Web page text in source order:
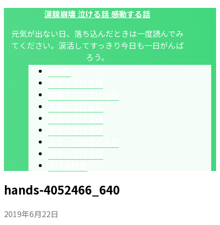
涙腺崩壊 泣ける話 感動する話
元気が出ない日、落ち込んだときは一度読んでみ
てください。涙活してすっきり今日も一日がんば
ろう。
hands-4052466_640
2019年6月22日